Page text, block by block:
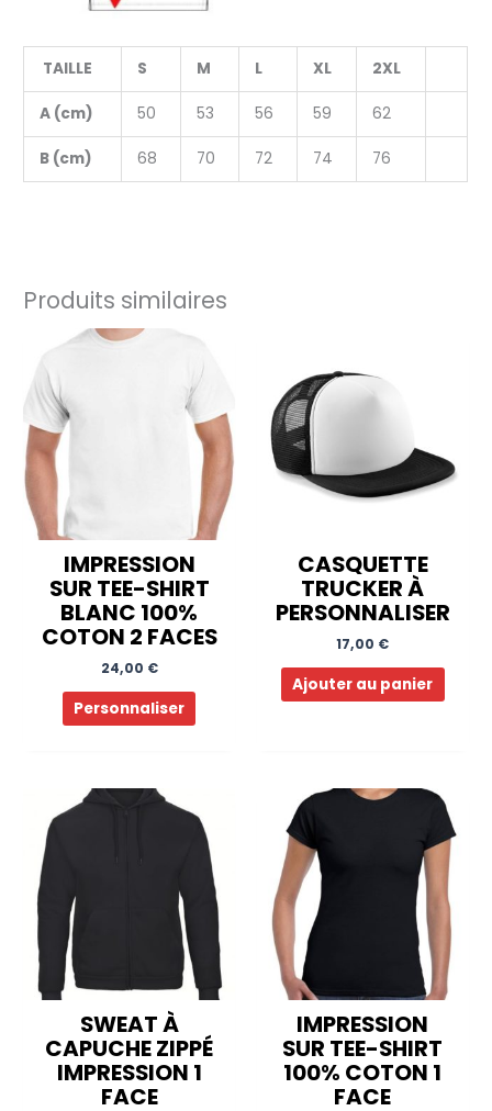
TAILLE S M L XL 2XL
A (cm) 50 53 56 59 62
B (cm) 68 70 72 74 76
Produits similaires
IMPRESSION
SUR TEE-SHIRT
BLANC 100%
COTON 2 FACES
24,00 €
Personnaliser
CASQUETTE
TRUCKER À
PERSONNALISER
17,00 €
Ajouter au panier
SWEAT À
CAPUCHE ZIPPÉ
IMPRESSION 1
FACE
IMPRESSION
SUR TEE-SHIRT
100% COTON 1
FACE